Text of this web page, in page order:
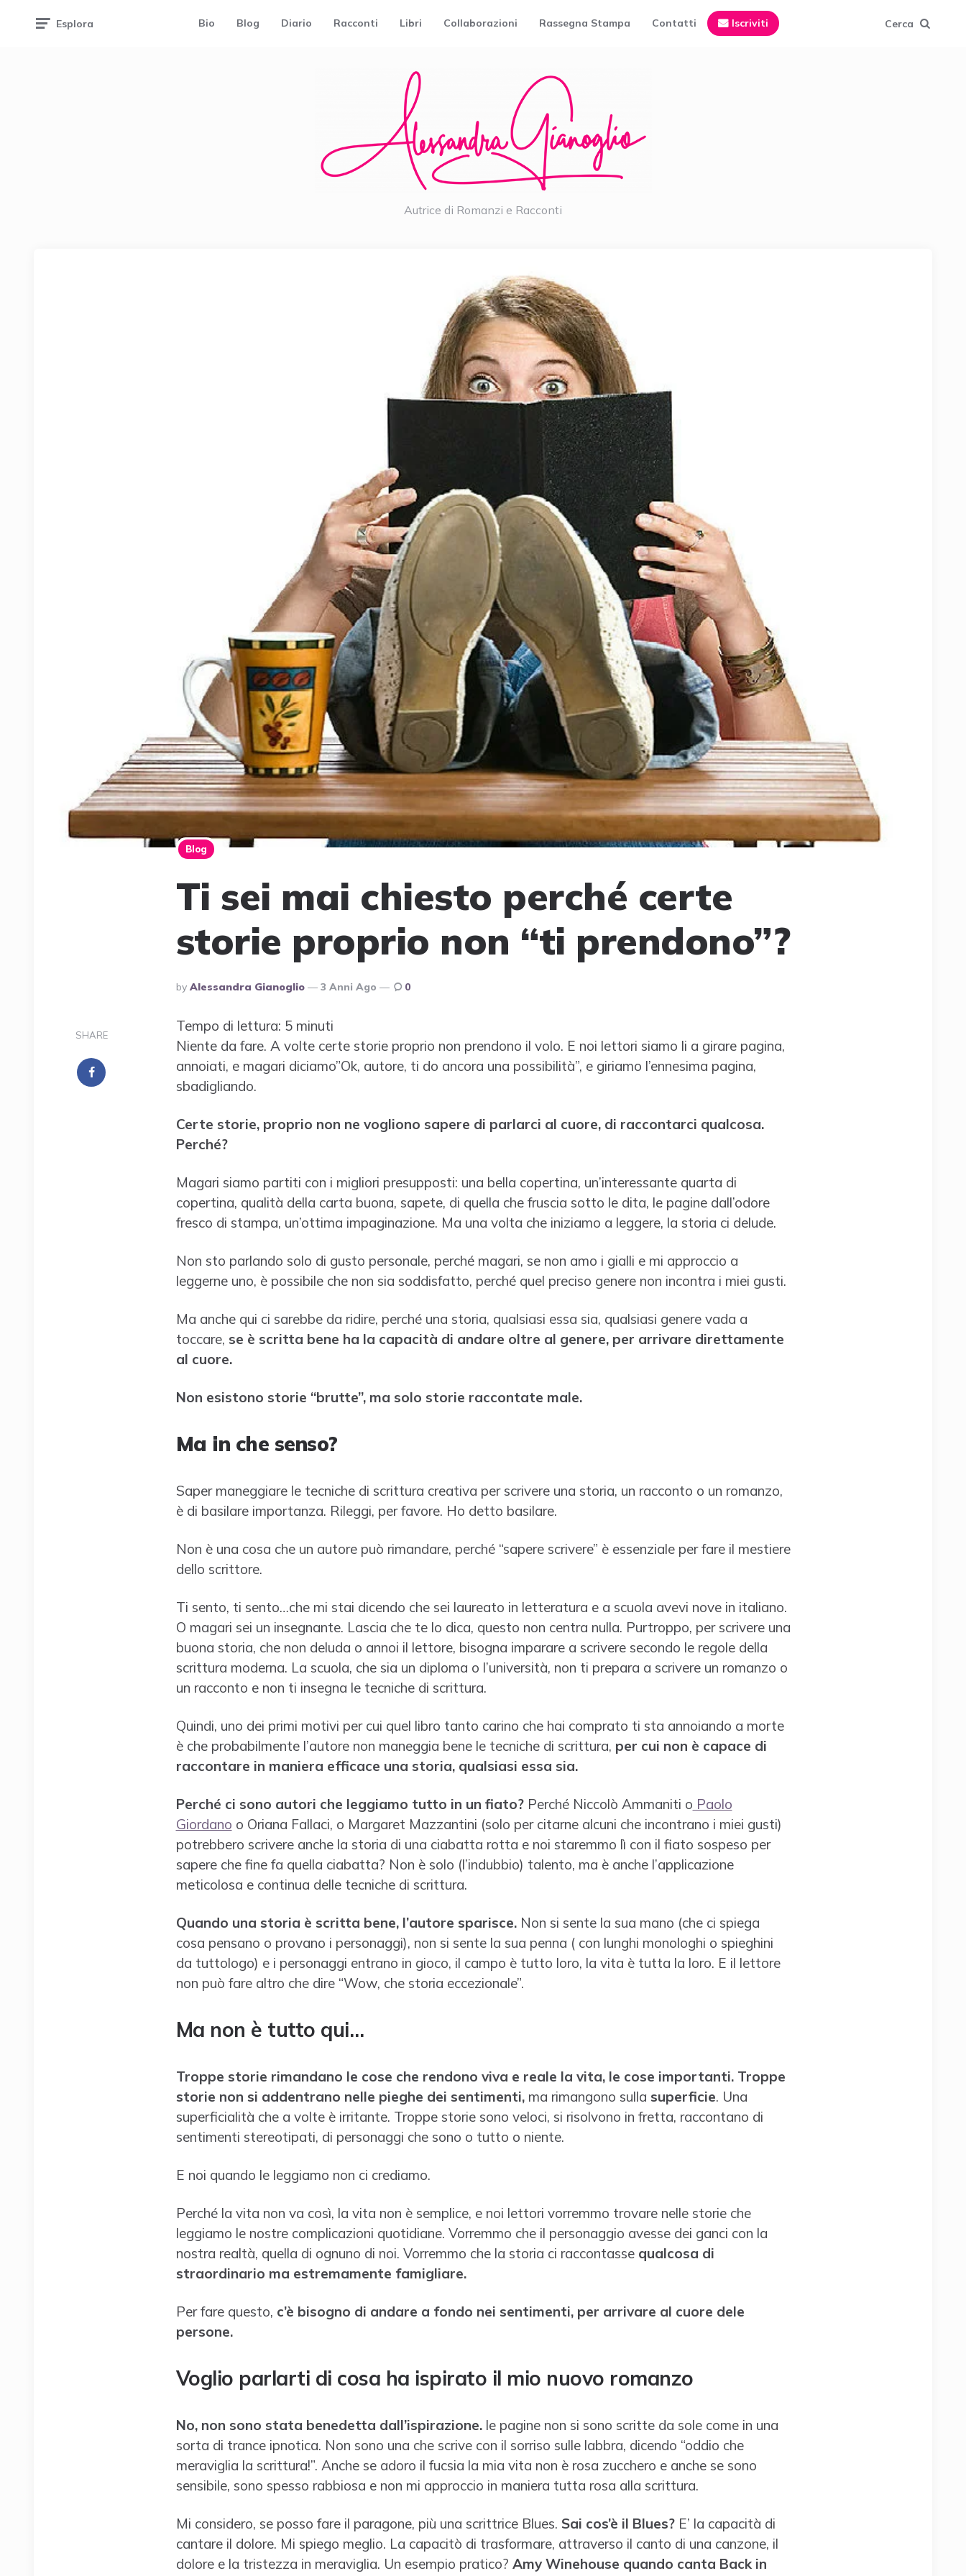
Esplora Bio Blog Diario Racconti Libri Collaborazioni Rassegna Stampa Contatti Iscriviti Cerca
Autrice di Romanzi e Racconti
Blog
Ti sei mai chiesto perché certe
storie proprio non “ti prendono”?
Posted
By
By Alessandra Gianoglio 3 Anni Ago 0
SHARE
Tempo di lettura: 5 minuti
Niente da fare. A volte certe storie proprio non prendono il volo. E noi lettori siamo li a girare pagina,
annoiati, e magari diciamo”Ok, autore, ti do ancora una possibilità”, e giriamo l’ennesima pagina,
sbadigliando.
Certe storie, proprio non ne vogliono sapere di parlarci al cuore, di raccontarci qualcosa.
Perché?
Magari siamo partiti con i migliori presupposti: una bella copertina, un’interessante quarta di
copertina, qualità della carta buona, sapete, di quella che fruscia sotto le dita, le pagine dall’odore
fresco di stampa, un’ottima impaginazione. Ma una volta che iniziamo a leggere, la storia ci delude.
Non sto parlando solo di gusto personale, perché magari, se non amo i gialli e mi approccio a
leggerne uno, è possibile che non sia soddisfatto, perché quel preciso genere non incontra i miei gusti.
Ma anche qui ci sarebbe da ridire, perché una storia, qualsiasi essa sia, qualsiasi genere vada a
toccare, se è scritta bene ha la capacità di andare oltre al genere, per arrivare direttamente
al cuore.
Non esistono storie “brutte”, ma solo storie raccontate male.
Ma in che senso?
Saper maneggiare le tecniche di scrittura creativa per scrivere una storia, un racconto o un romanzo,
è di basilare importanza. Rileggi, per favore. Ho detto basilare.
Non è una cosa che un autore può rimandare, perché “sapere scrivere” è essenziale per fare il mestiere
dello scrittore.
Ti sento, ti sento…che mi stai dicendo che sei laureato in letteratura e a scuola avevi nove in italiano.
O magari sei un insegnante. Lascia che te lo dica, questo non centra nulla. Purtroppo, per scrivere una
buona storia, che non deluda o annoi il lettore, bisogna imparare a scrivere secondo le regole della
scrittura moderna. La scuola, che sia un diploma o l’università, non ti prepara a scrivere un romanzo o
un racconto e non ti insegna le tecniche di scrittura.
Quindi, uno dei primi motivi per cui quel libro tanto carino che hai comprato ti sta annoiando a morte
è che probabilmente l’autore non maneggia bene le tecniche di scrittura, per cui non è capace di
raccontare in maniera efficace una storia, qualsiasi essa sia.
Perché ci sono autori che leggiamo tutto in un fiato?Perché Niccolò Ammaniti o Paolo
Giordano o Oriana Fallaci, o Margaret Mazzantini (solo per citarne alcuni che incontrano i miei gusti)
potrebbero scrivere anche la storia di una ciabatta rotta e noi staremmo lì con il fiato sospeso per
sapere che fine fa quella ciabatta? Non è solo (l’indubbio) talento, ma è anche l’applicazione
meticolosa e continua delle tecniche di scrittura.
Quando una storia è scritta bene, l’autore sparisce.Non si sente la sua mano (che ci spiega
cosa pensano o provano i personaggi), non si sente la sua penna ( con lunghi monologhi o spieghini
da tuttologo) e i personaggi entrano in gioco, il campo è tutto loro, la vita è tutta la loro. E il lettore
non può fare altro che dire “Wow, che storia eccezionale”.
Ma non è tutto qui…
Troppe storie rimandano le cose che rendono viva e reale la vita, le cose importanti. Troppe
storie non si addentrano nelle pieghe dei sentimenti, ma rimangono sulla superficie. Una
superficialità che a volte è irritante. Troppe storie sono veloci, si risolvono in fretta, raccontano di
sentimenti stereotipati, di personaggi che sono o tutto o niente.
E noi quando le leggiamo non ci crediamo.
Perché la vita non va così, la vita non è semplice, e noi lettori vorremmo trovare nelle storie che
leggiamo le nostre complicazioni quotidiane. Vorremmo che il personaggio avesse dei ganci con la
nostra realtà, quella di ognuno di noi. Vorremmo che la storia ci raccontasse qualcosa di
straordinario ma estremamente famigliare.
Per fare questo, c’è bisogno di andare a fondo nei sentimenti, per arrivare al cuore dele
persone.
Voglio parlarti di cosa ha ispirato il mio nuovo romanzo
No, non sono stata benedetta dall’ispirazione.le pagine non si sono scritte da sole come in una
sorta di trance ipnotica. Non sono una che scrive con il sorriso sulle labbra, dicendo “oddio che
meraviglia la scrittura!”. Anche se adoro il fucsia la mia vita non è rosa zucchero e anche se sono
sensibile, sono spesso rabbiosa e non mi approccio in maniera tutta rosa alla scrittura.
Mi considero, se posso fare il paragone, più una scrittrice Blues. Sai cos’è il Blues?E’ la capacità di
cantare il dolore. Mi spiego meglio. La capacitò di trasformare, attraverso il canto di una canzone, il
dolore e la tristezza in meraviglia. Un esempio pratico? Amy Winehouse quando canta Back in